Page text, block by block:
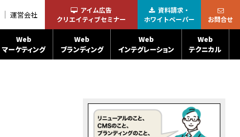
Web
マーケティング
Web
ブランディング
Web
インテグレーション
Web
テクニカル
運営会社
アイム広告
クリエイティブセミナー
資料請求・
ホワイトペーパー
お問合せ